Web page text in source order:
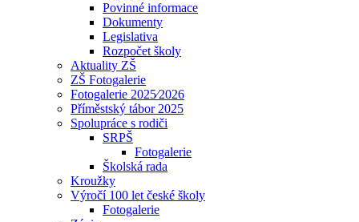
Povinné informace
Dokumenty
Legislativa
Rozpočet školy
Aktuality ZŠ
ZŠ Fotogalerie
Fotogalerie 2025⁄2026
Příměstský tábor 2025
Spolupráce s rodiči
SRPŠ
Fotogalerie
Školská rada
Kroužky
Výročí 100 let české školy
Fotogalerie